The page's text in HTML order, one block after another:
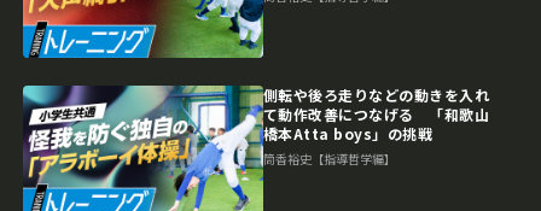
側転や後ろ走りなどの動きを入れ
て動作改善につなげる 「和歌山
橋本Atta boys」の挑戦
筒香裕史【指導哲学編】